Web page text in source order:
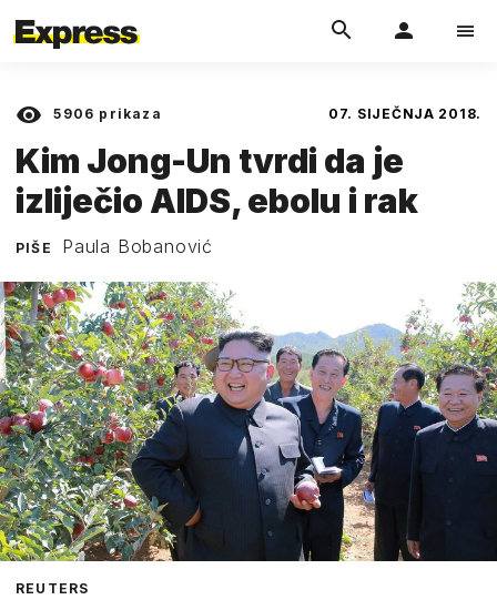
5906 prikaza 07. SIJEČNJA 2018.
Kim Jong-Un tvrdi da je
izliječio AIDS, ebolu i rak
PIŠE Paula Bobanović
REUTERS